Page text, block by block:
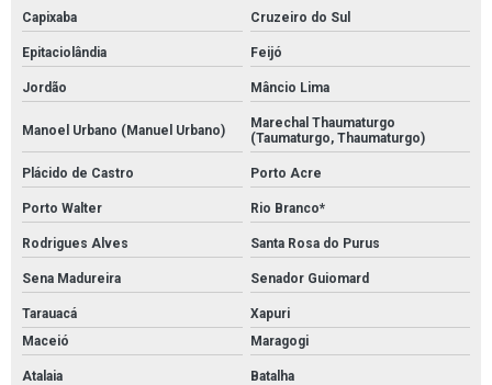
Capixaba Cruzeiro do Sul
Epitaciolândia Feijó
Jordão Mâncio Lima
Manoel Urbano (Manuel Urbano)
Marechal Thaumaturgo
(Taumaturgo, Thaumaturgo)
Plácido de Castro Porto Acre
Porto Walter Rio Branco*
Rodrigues Alves Santa Rosa do Purus
Sena Madureira Senador Guiomard
Tarauacá
Xapuri
Maceió
Maragogi
Atalaia Batalha